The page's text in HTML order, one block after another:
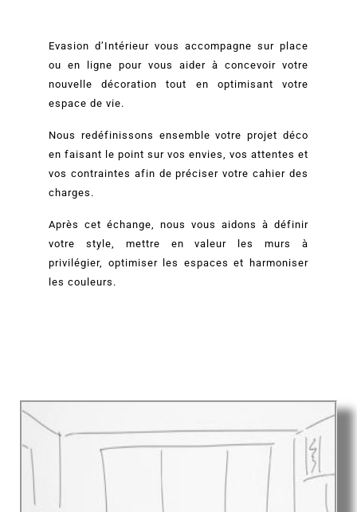
Evasion d’Intérieur vous accompagne sur place
ou en ligne pour vous aider à concevoir votre
nouvelle décoration tout en optimisant votre
espace de vie.
Nous redéfinissons ensemble votre projet déco
en faisant le point sur vos envies, vos attentes et
vos contraintes afin de préciser votre cahier des
charges.
Après cet échange, nous vous aidons à définir
votre style, mettre en valeur les murs à
privilégier, optimiser les espaces et harmoniser
les couleurs.